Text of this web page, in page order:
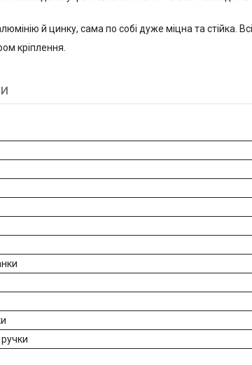
й цинку, сама по собі дуже міцна та
кріплення.